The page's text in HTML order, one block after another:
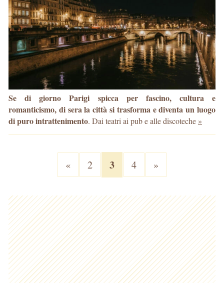
Se di giorno Parigi spicca per fascino, cultura e
romanticismo, di sera la città si trasforma e diventa un luogo
di puro intrattenimento. Dai teatri ai pub e alle discoteche »
« 2 3 4 »